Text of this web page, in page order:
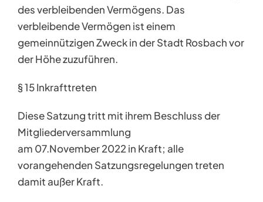
des verbleibenden Vermögens. Das
verbleibende Vermögen ist einem
gemeinnützigen Zweck in der Stadt Rosbach vor
der Höhe zuzuführen.
§ 15 Inkrafttreten
Diese Satzung tritt mit ihrem Beschluss der
Mitgliederversammlung
am 07.November 2022 in Kraft; alle
vorangehenden Satzungsregelungen treten
damit außer Kraft.